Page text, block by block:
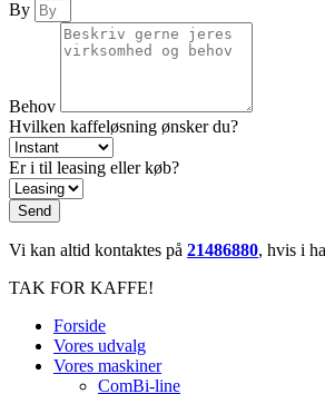
By
Behov
Hvilken kaffeløsning ønsker du?
Er i til leasing eller køb?
Send
Vi kan altid kontaktes på 21486880, hvis i
TAK FOR KAFFE!
Forside
Vores udvalg
Vores maskiner
ComBi-line